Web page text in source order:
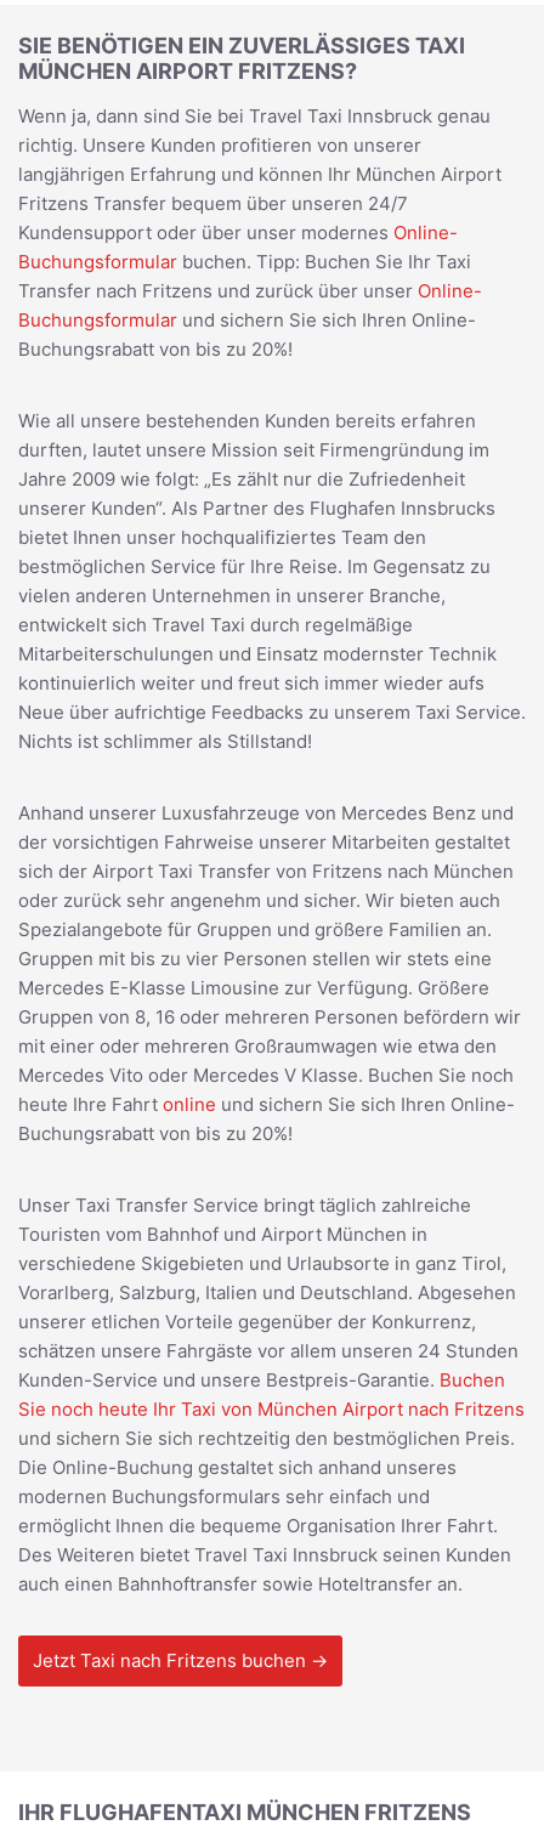
SIE BENÖTIGEN EIN ZUVERLÄSSIGES TAXI
MÜNCHEN AIRPORT FRITZENS?
Wenn ja, dann sind Sie bei Travel Taxi Innsbruck genau
richtig. Unsere Kunden profitieren von unserer
langjährigen Erfahrung und können Ihr München Airport
Fritzens Transfer bequem über unseren 24/7
Kundensupport oder über unser modernes Online-
Buchungsformular buchen. Tipp: Buchen Sie Ihr Taxi
Transfer nach Fritzens und zurück über unser Online-
Buchungsformular und sichern Sie sich Ihren Online-
Buchungsrabatt von bis zu 20%!
Wie all unsere bestehenden Kunden bereits erfahren
durften, lautet unsere Mission seit Firmengründung im
Jahre 2009 wie folgt: „Es zählt nur die Zufriedenheit
unserer Kunden“. Als Partner des Flughafen Innsbrucks
bietet Ihnen unser hochqualifiziertes Team den
bestmöglichen Service für Ihre Reise. Im Gegensatz zu
vielen anderen Unternehmen in unserer Branche,
entwickelt sich Travel Taxi durch regelmäßige
Mitarbeiterschulungen und Einsatz modernster Technik
kontinuierlich weiter und freut sich immer wieder aufs
Neue über aufrichtige Feedbacks zu unserem Taxi Service.
Nichts ist schlimmer als Stillstand!
Anhand unserer Luxusfahrzeuge von Mercedes Benz und
der vorsichtigen Fahrweise unserer Mitarbeiten gestaltet
sich der Airport Taxi Transfer von Fritzens nach München
oder zurück sehr angenehm und sicher. Wir bieten auch
Spezialangebote für Gruppen und größere Familien an.
Gruppen mit bis zu vier Personen stellen wir stets eine
Mercedes E-Klasse Limousine zur Verfügung. Größere
Gruppen von 8, 16 oder mehreren Personen befördern wir
mit einer oder mehreren Großraumwagen wie etwa den
Mercedes Vito oder Mercedes V Klasse. Buchen Sie noch
heute Ihre Fahrt online und sichern Sie sich Ihren Online-
Buchungsrabatt von bis zu 20%!
Unser Taxi Transfer Service bringt täglich zahlreiche
Touristen vom Bahnhof und Airport München in
verschiedene Skigebieten und Urlaubsorte in ganz Tirol,
Vorarlberg, Salzburg, Italien und Deutschland. Abgesehen
unserer etlichen Vorteile gegenüber der Konkurrenz,
schätzen unsere Fahrgäste vor allem unseren 24 Stunden
Kunden-Service und unsere Bestpreis-Garantie. Buchen
Sie noch heute Ihr Taxi von München Airport nach Fritzens
und sichern Sie sich rechtzeitig den bestmöglichen Preis.
Die Online-Buchung gestaltet sich anhand unseres
modernen Buchungsformulars sehr einfach und
ermöglicht Ihnen die bequeme Organisation Ihrer Fahrt.
Des Weiteren bietet Travel Taxi Innsbruck seinen Kunden
auch einen Bahnhoftransfer sowie Hoteltransfer an.
Jetzt Taxi nach Fritzens buchen →
IHR FLUGHAFENTAXI MÜNCHEN FRITZENS